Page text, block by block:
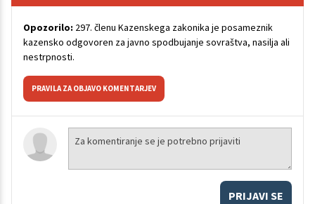
Opozorilo: 297. členu Kazenskega zakonika je posameznik
kazensko odgovoren za javno spodbujanje sovraštva, nasilja ali
nestrpnosti.
PRAVILA ZA OBJAVO KOMENTARJEV
PRIJAVI SE